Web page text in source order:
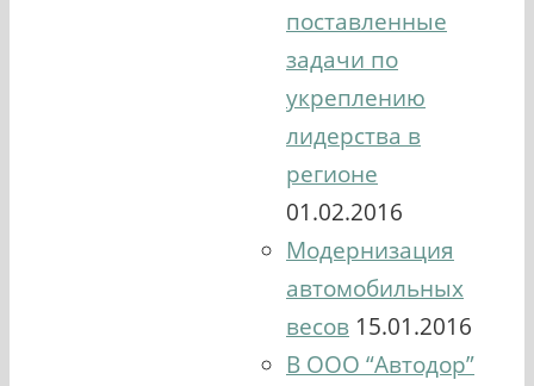
поставленные
задачи по
укреплению
лидерства в
регионе
01.02.2016
Модернизация
автомобильных
весов 15.01.2016
В ООО “Автодор”